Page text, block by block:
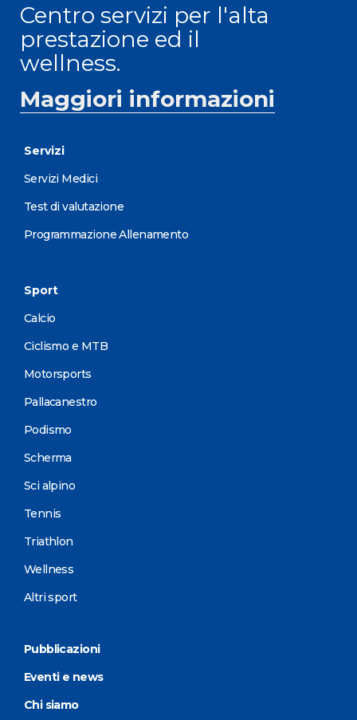
Centro servizi per l'alta
prestazione ed il
wellness.
Maggiori informazioni
Servizi
Servizi Medici
Test di valutazione
Programmazione Allenamento
Sport
Calcio
Ciclismo e MTB
Motorsports
Pallacanestro
Podismo
Scherma
Sci alpino
Tennis
Triathlon
Wellness
Altri sport
Pubblicazioni
Eventi e news
Chi siamo